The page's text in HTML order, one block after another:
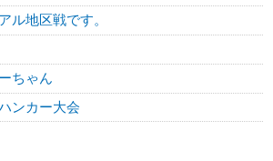
ル地区戦です。
ちゃん
ンカー大会